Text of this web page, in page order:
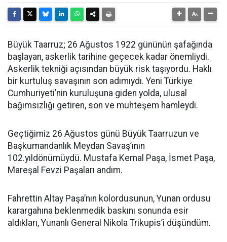
Büyük Taarruz; 26 Ağustos 1922 gününün şafağında
başlayan, askerlik tarihine geçecek kadar önemliydi.
Askerlik tekniği açısından büyük risk taşıyordu. Haklı
bir kurtuluş savaşının son adımıydı. Yeni Türkiye
Cumhuriyeti’nin kuruluşuna giden yolda, ulusal
bağımsızlığı getiren, son ve muhteşem hamleydi.
Geçtiğimiz 26 Ağustos günü Büyük Taarruzun ve
Başkumandanlık Meydan Savaş’ının
102.yıldönümüydü. Mustafa Kemal Paşa, İsmet Paşa,
Mareşal Fevzi Paşaları andım.
Fahrettin Altay Paşa’nın kolordusunun, Yunan ordusu
karargahına beklenmedik baskını sonunda esir
aldıkları, Yunanlı General Nikola Trikupis’i düşündüm.